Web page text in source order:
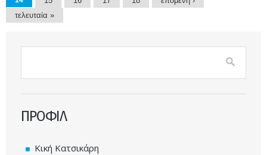
ΕΚΠΑΙΔΕΥΣΗΣ
τελευταία »
ΠΡΟΦΙΛ
Κική Κατσικάρη